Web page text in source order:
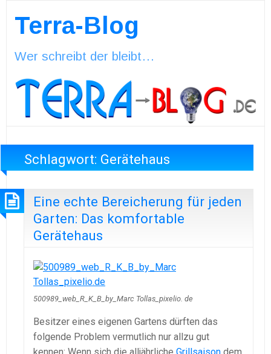
Terra-Blog
Wer schreibt der bleibt…
Schlagwort: Gerätehaus
Eine echte Bereicherung für jeden
Garten: Das komfortable
Gerätehaus
500989_web_R_K_B_by_Marc Tollas_pixelio. de
Besitzer eines eigenen Gartens dürften das
folgende Problem vermutlich nur allzu gut